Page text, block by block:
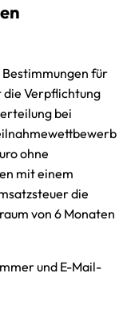
für
die Verpflichtung
bei
ohne
mit einem
die
von 6 Monaten
und E-Mail-